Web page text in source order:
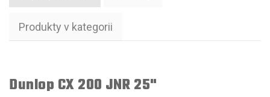
Produkty v kategorii
Dunlop CX 200 JNR 25"